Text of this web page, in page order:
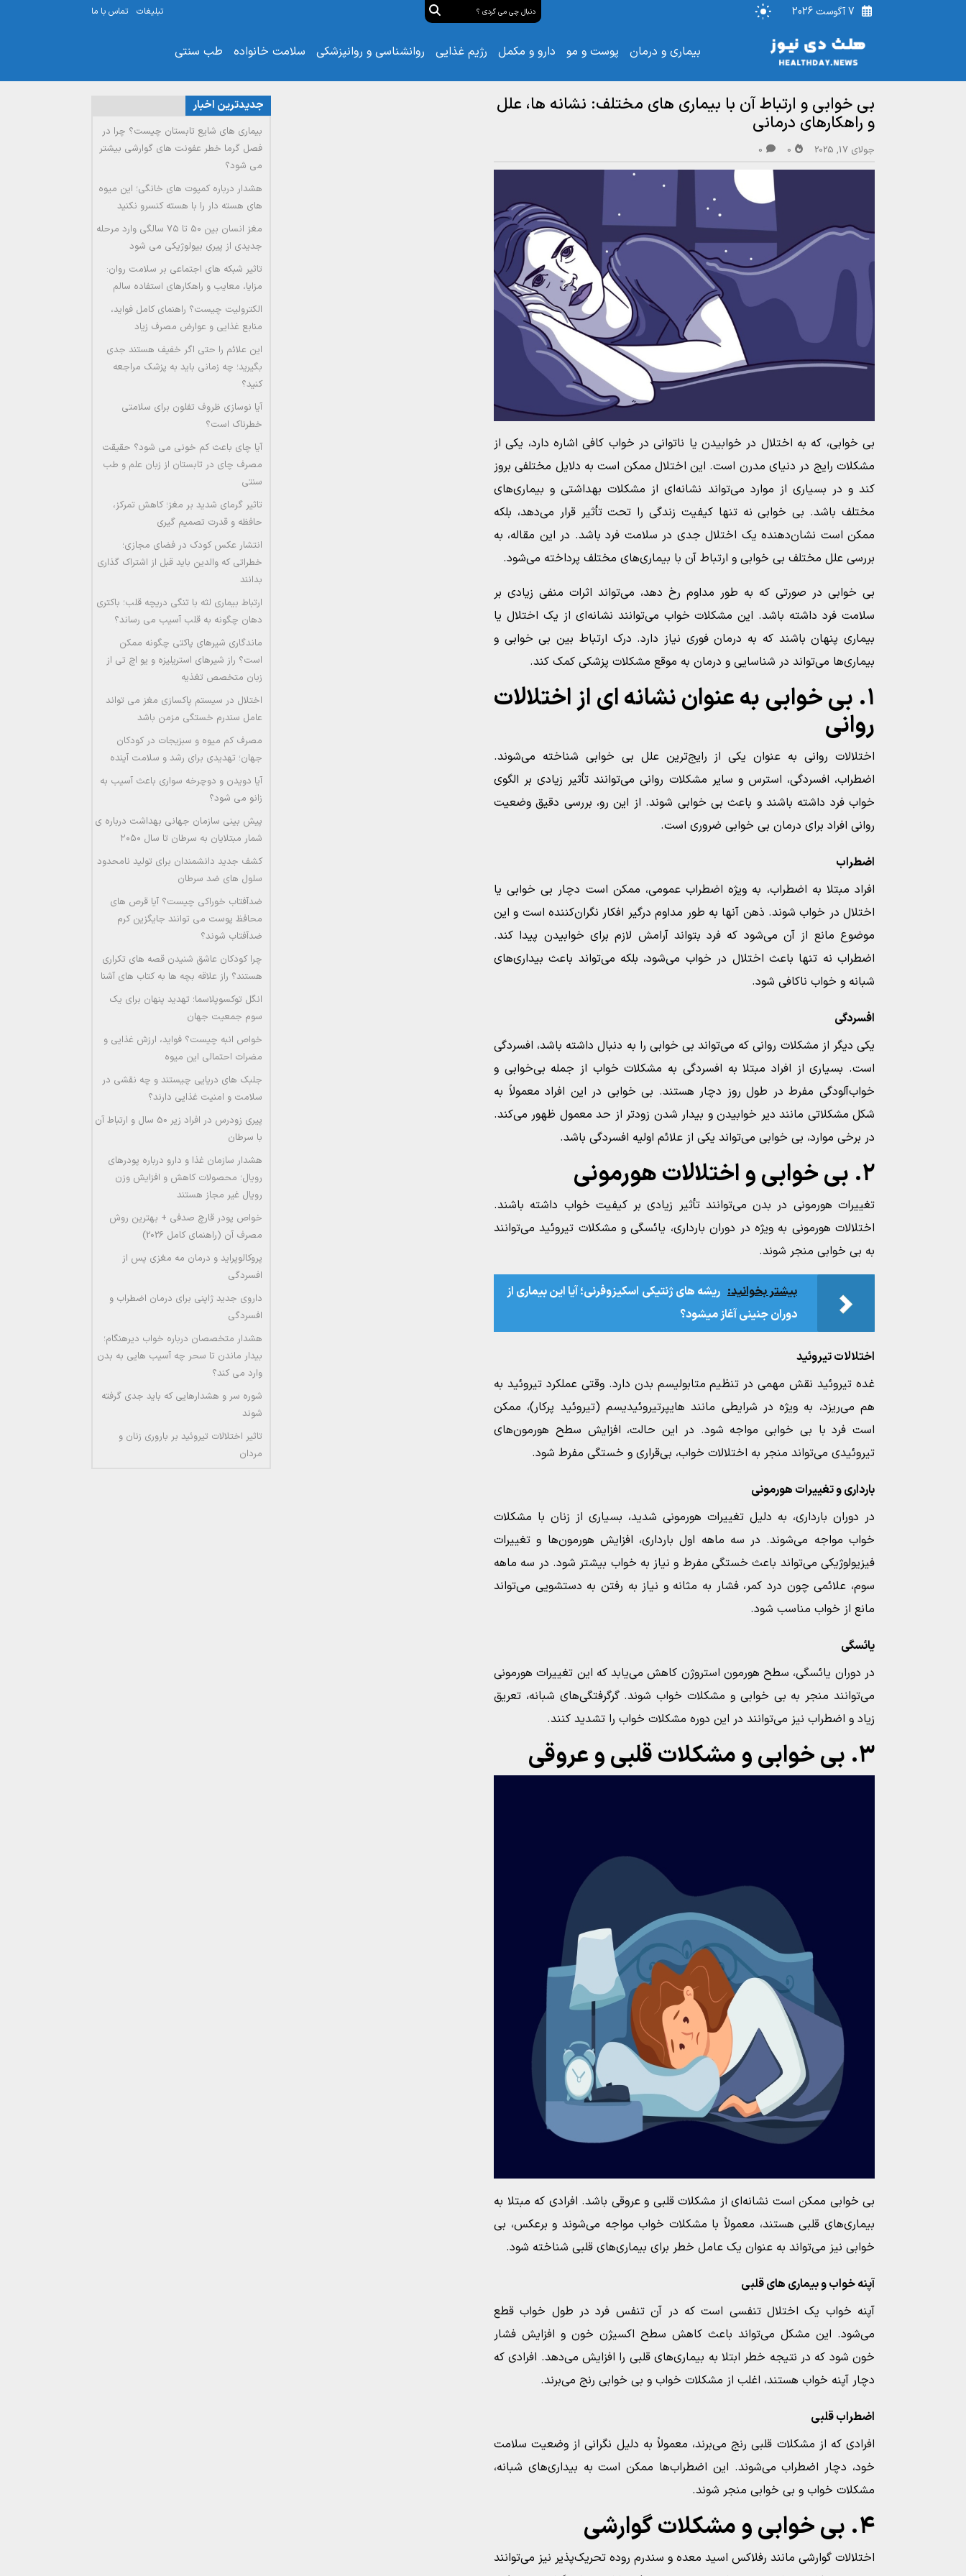
7 آگوست 2026 تبلیغات تماس با ما
بیماری و درمان پوست و مو دارو و مکمل رژیم غذایی روانشناسی و روانپزشکی سلامت خانواده طب سنتی
بی خوابی و ارتباط آن با بیماری‌ های مختلف: نشانه‌ ها، علل
و راهکارهای درمانی
جولای 17, 2025 0
0
بی خوابی، که به اختلال در خوابیدن یا ناتوانی در خواب کافی اشاره دارد، یکی از
مشکلات رایج در دنیای مدرن است. این اختلال ممکن است به دلایل مختلفی بروز
کند و در بسیاری از موارد می‌تواند نشانه‌ای از مشکلات بهداشتی و بیماری‌های
مختلف باشد. بی خوابی نه تنها کیفیت زندگی را تحت تأثیر قرار می‌دهد، بلکه
ممکن است نشان‌دهنده یک اختلال جدی در سلامت فرد باشد. در این مقاله، به
بررسی علل مختلف بی خوابی و ارتباط آن با بیماری‌های مختلف پرداخته می‌شود.
بی خوابی در صورتی که به طور مداوم رخ دهد، می‌تواند اثرات منفی زیادی بر
سلامت فرد داشته باشد. این مشکلات خواب می‌توانند نشانه‌ای از یک اختلال یا
بیماری پنهان باشند که به درمان فوری نیاز دارد. درک ارتباط بین بی خوابی و
بیماری‌ها می‌تواند در شناسایی و درمان به موقع مشکلات پزشکی کمک کند.
۱. بی خوابی به عنوان نشانه‌ ای از اختلالات
روانی
اختلالات روانی به عنوان یکی از رایج‌ترین علل بی خوابی شناخته می‌شوند.
اضطراب، افسردگی، استرس و سایر مشکلات روانی می‌توانند تأثیر زیادی بر الگوی
خواب فرد داشته باشند و باعث بی خوابی شوند. از این رو، بررسی دقیق وضعیت
روانی افراد برای درمان بی خوابی ضروری است.
اضطراب
افراد مبتلا به اضطراب، به ویژه اضطراب عمومی، ممکن است دچار بی خوابی یا
اختلال در خواب شوند. ذهن آنها به طور مداوم درگیر افکار نگران‌کننده است و این
موضوع مانع از آن می‌شود که فرد بتواند آرامش لازم برای خوابیدن پیدا کند.
اضطراب نه تنها باعث اختلال در خواب می‌شود، بلکه می‌تواند باعث بیداری‌های
شبانه و خواب ناکافی شود.
افسردگی
یکی دیگر از مشکلات روانی که می‌تواند بی خوابی را به دنبال داشته باشد، افسردگی
است. بسیاری از افراد مبتلا به افسردگی به مشکلات خواب از جمله بی‌خوابی و
خواب‌آلودگی مفرط در طول روز دچار هستند. بی خوابی در این افراد معمولاً به
شکل مشکلاتی مانند دیر خوابیدن و بیدار شدن زودتر از حد معمول ظهور می‌کند.
در برخی موارد، بی خوابی می‌تواند یکی از علائم اولیه افسردگی باشد.
۲. بی خوابی و اختلالات هورمونی
تغییرات هورمونی در بدن می‌توانند تأثیر زیادی بر کیفیت خواب داشته باشند.
اختلالات هورمونی به ویژه در دوران بارداری، یائسگی و مشکلات تیروئید می‌توانند
به بی خوابی منجر شوند.
بیشتر بخوانید: ریشه‌ های ژنتیکی اسکیزوفرنی؛ آیا این بیماری از
دوران جنینی آغاز میشود؟
اختلالات تیروئید
غده تیروئید نقش مهمی در تنظیم متابولیسم بدن دارد. وقتی عملکرد تیروئید به
هم می‌ریزد، به ویژه در شرایطی مانند هایپرتیروئیدیسم (تیروئید پرکار)، ممکن
است فرد با بی خوابی مواجه شود. در این حالت، افزایش سطح هورمون‌های
تیروئیدی می‌تواند منجر به اختلالات خواب، بی‌قراری و خستگی مفرط شود.
بارداری و تغییرات هورمونی
در دوران بارداری، به دلیل تغییرات هورمونی شدید، بسیاری از زنان با مشکلات
خواب مواجه می‌شوند. در سه ماهه اول بارداری، افزایش هورمون‌ها و تغییرات
فیزیولوژیکی می‌تواند باعث خستگی مفرط و نیاز به خواب بیشتر شود. در سه ماهه
سوم، علائمی چون درد کمر، فشار به مثانه و نیاز به رفتن به دستشویی می‌تواند
مانع از خواب مناسب شود.
یائسگی
در دوران یائسگی، سطح هورمون استروژن کاهش می‌یابد که این تغییرات هورمونی
می‌توانند منجر به بی خوابی و مشکلات خواب شوند. گرگرفتگی‌های شبانه، تعریق
زیاد و اضطراب نیز می‌توانند در این دوره مشکلات خواب را تشدید کنند.
۳. بی خوابی و مشکلات قلبی و عروقی
بی خوابی ممکن است نشانه‌ای از مشکلات قلبی و عروقی باشد. افرادی که مبتلا به
بیماری‌های قلبی هستند، معمولاً با مشکلات خواب مواجه می‌شوند و برعکس، بی
خوابی نیز می‌تواند به عنوان یک عامل خطر برای بیماری‌های قلبی شناخته شود.
آپنه خواب و بیماری‌ های قلبی
آپنه خواب یک اختلال تنفسی است که در آن تنفس فرد در طول خواب قطع
می‌شود. این مشکل می‌تواند باعث کاهش سطح اکسیژن خون و افزایش فشار
خون شود که در نتیجه خطر ابتلا به بیماری‌های قلبی را افزایش می‌دهد. افرادی که
دچار آپنه خواب هستند، اغلب از مشکلات خواب و بی خوابی رنج می‌برند.
اضطراب قلبی
افرادی که از مشکلات قلبی رنج می‌برند، معمولاً به دلیل نگرانی از وضعیت سلامت
خود، دچار اضطراب می‌شوند. این اضطراب‌ها ممکن است به بیداری‌های شبانه،
مشکلات خواب و بی خوابی منجر شوند.
۴. بی خوابی و مشکلات گوارشی
اختلالات گوارشی مانند رفلاکس اسید معده و سندرم روده تحریک‌پذیر نیز می‌توانند
جدیدترین اخبار
بیماری های شایع تابستان چیست؟ چرا در
فصل گرما خطر عفونت های گوارشی بیشتر
می شود؟
هشدار درباره کمپوت های خانگی؛ این میوه
های هسته دار را با هسته کنسرو نکنید
مغز انسان بین ۵۰ تا ۷۵ سالگی وارد مرحله
جدیدی از پیری بیولوژیکی می شود
تاثیر شبکه های اجتماعی بر سلامت روان:
مزایا، معایب و راهکارهای استفاده سالم
الکترولیت چیست؟ راهنمای کامل فواید،
منابع غذایی و عوارض مصرف زیاد
این علائم را حتی اگر خفیف هستند جدی
بگیرید؛ چه زمانی باید به پزشک مراجعه
کنید؟
آیا نوسازی ظروف تفلون برای سلامتی
خطرناک است؟
آیا چای باعث کم خونی می شود؟ حقیقت
مصرف چای در تابستان از زبان علم و طب
سنتی
تاثیر گرمای شدید بر مغز؛ کاهش تمرکز،
حافظه و قدرت تصمیم گیری
انتشار عکس کودک در فضای مجازی؛
خطراتی که والدین باید قبل از اشتراک گذاری
بدانند
ارتباط بیماری لثه با تنگی دریچه قلب؛ باکتری
دهان چگونه به قلب آسیب می رساند؟
ماندگاری شیرهای پاکتی چگونه ممکن
است؟ راز شیرهای استریلیزه و یو اچ تی از
زبان متخصص تغذیه
اختلال در سیستم پاکسازی مغز می تواند
عامل سندرم خستگی مزمن باشد
مصرف کم میوه و سبزیجات در کودکان
جهان؛ تهدیدی برای رشد و سلامت آینده
آیا دویدن و دوچرخه سواری باعث آسیب به
زانو می شود؟
پیش بینی سازمان جهانی بهداشت درباره ی
شمار مبتلایان به سرطان تا سال ۲۰۵۰
کشف جدید دانشمندان برای تولید نامحدود
سلول های ضد سرطان
ضدآفتاب خوراکی چیست؟ آیا قرص های
محافظ پوست می توانند جایگزین کرم
ضدآفتاب شوند؟
چرا کودکان عاشق شنیدن قصه های تکراری
هستند؟ راز علاقه بچه ها به کتاب های آشنا
انگل توکسوپلاسما؛ تهدید پنهان برای یک
سوم جمعیت جهان
خواص انبه چیست؟ فواید، ارزش غذایی و
مضرات احتمالی این میوه
جلبک های دریایی چیستند و چه نقشی در
سلامت و امنیت غذایی دارند؟
پیری زودرس در افراد زیر 50 سال و ارتباط آن
با سرطان
هشدار سازمان غذا و دارو درباره پودرهای
رویال؛ محصولات کاهش و افزایش وزن
رویال غیر مجاز هستند
خواص پودر قارچ صدفی + بهترین روش
مصرف آن (راهنمای کامل 2026)
پروکالوپراید و درمان مه مغزی پس از
افسردگی
داروی جدید ژاپنی برای درمان اضطراب و
افسردگی
هشدار متخصصان درباره خواب دیرهنگام؛
بیدار ماندن تا سحر چه آسیب هایی به بدن
وارد می کند؟
شوره سر و هشدارهایی که باید جدی گرفته
شوند
تاثیر اختلالات تیروئید بر باروری زنان و
مردان